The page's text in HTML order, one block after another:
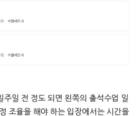
주일 전 정도 되면 왼쪽의 출석수업 일
조율을 해야 하는 입장에서는 시간을